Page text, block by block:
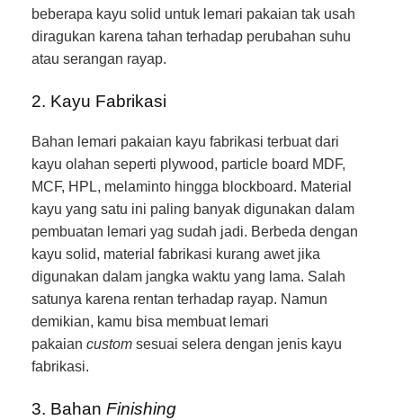
beberapa kayu solid untuk lemari pakaian tak usah
diragukan karena tahan terhadap perubahan suhu
atau serangan rayap.
2. Kayu Fabrikasi
Bahan lemari pakaian kayu fabrikasi terbuat dari
kayu olahan seperti plywood, particle board MDF,
MCF, HPL, melaminto hingga blockboard. Material
kayu yang satu ini paling banyak digunakan dalam
pembuatan lemari yag sudah jadi. Berbeda dengan
kayu solid, material fabrikasi kurang awet jika
digunakan dalam jangka waktu yang lama. Salah
satunya karena rentan terhadap rayap. Namun
demikian, kamu bisa membuat lemari
pakaian custom sesuai selera dengan jenis kayu
fabrikasi.
3. Bahan Finishing